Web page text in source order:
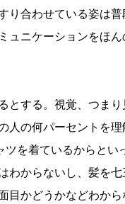
り合わせている姿は
ュニケーションをほ
とする。視覚、つま
人の何パーセントを理
ツを着ているからとい
わからないし、髪を
目かどうかなどわか